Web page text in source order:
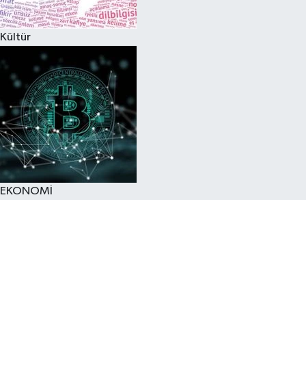
Kültür
EKONOMİ